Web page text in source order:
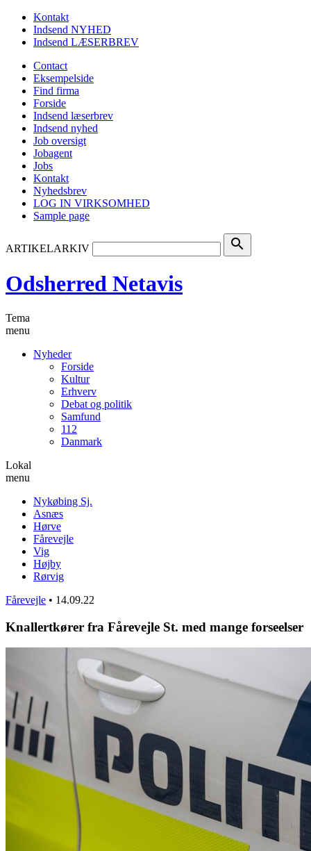
Kontakt
Indsend NYHED
Indsend LÆSERBREV
Contact
Eksempelside
Find firma
Forside
Indsend læserbrev
Indsend nyhed
Job oversigt
Jobagent
Jobs
Kontakt
Nyhedsbrev
LOG IN VIRKSOMHED
Sample page
ARTIKELARKIV search
Odsherred Netavis
Tema
menu
Nyheder
Forside
Kultur
Erhverv
Debat og politik
Samfund
112
Danmark
Lokal
menu
Nykøbing Sj.
Asnæs
Hørve
Fårevejle
Vig
Højby
Rørvig
Fårevejle • 14.09.22
Knallertkører fra Fårevejle St. med mange forseelser